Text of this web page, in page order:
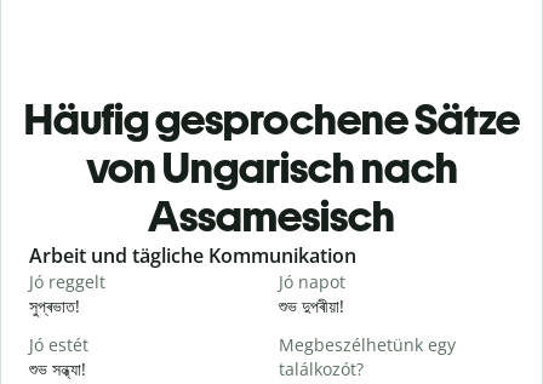
Häufig gesprochene Sätze
von Ungarisch nach
Assamesisch
Slide 1 of 6
Arbeit und tägliche Kommunikation
Jó reggelt
সুপ্ৰভাত!
Jó napot
শুভ দুপৰীয়া!
Jó estét
শুভ সন্ধ্যা!
Megbeszélhetünk egy
találkozót?